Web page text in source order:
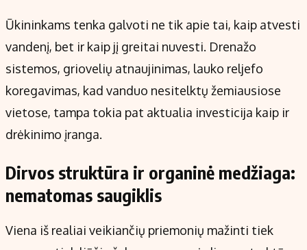
Ūkininkams tenka galvoti ne tik apie tai, kaip atvesti
vandenį, bet ir kaip jį greitai nuvesti. Drenažo
sistemos, griovelių atnaujinimas, lauko reljefo
koregavimas, kad vanduo nesitelktų žemiausiose
vietose, tampa tokia pat aktualia investicija kaip ir
drėkinimo įranga.
Dirvos struktūra ir organinė medžiaga:
nematomas saugiklis
Viena iš realiai veikiančių priemonių mažinti tiek